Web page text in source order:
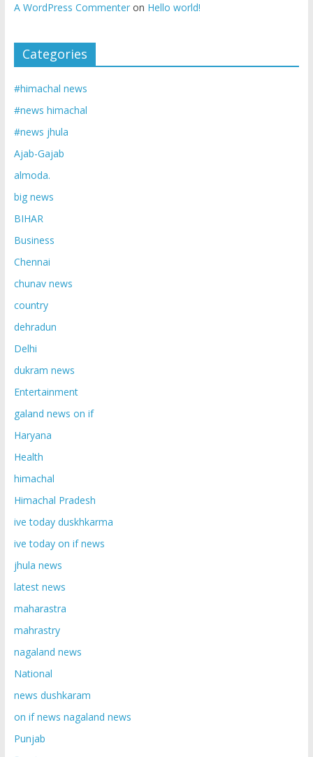
A WordPress Commenteron Hello world!
Categories
#himachal news
#news himachal
#news jhula
Ajab-Gajab
almoda.
big news
BIHAR
Business
Chennai
chunav news
country
dehradun
Delhi
dukram news
Entertainment
galand news on if
Haryana
Health
himachal
Himachal Pradesh
ive today duskhkarma
ive today on if news
jhula news
latest news
maharastra
mahrastry
nagaland news
National
news dushkaram
on if news nagaland news
Punjab